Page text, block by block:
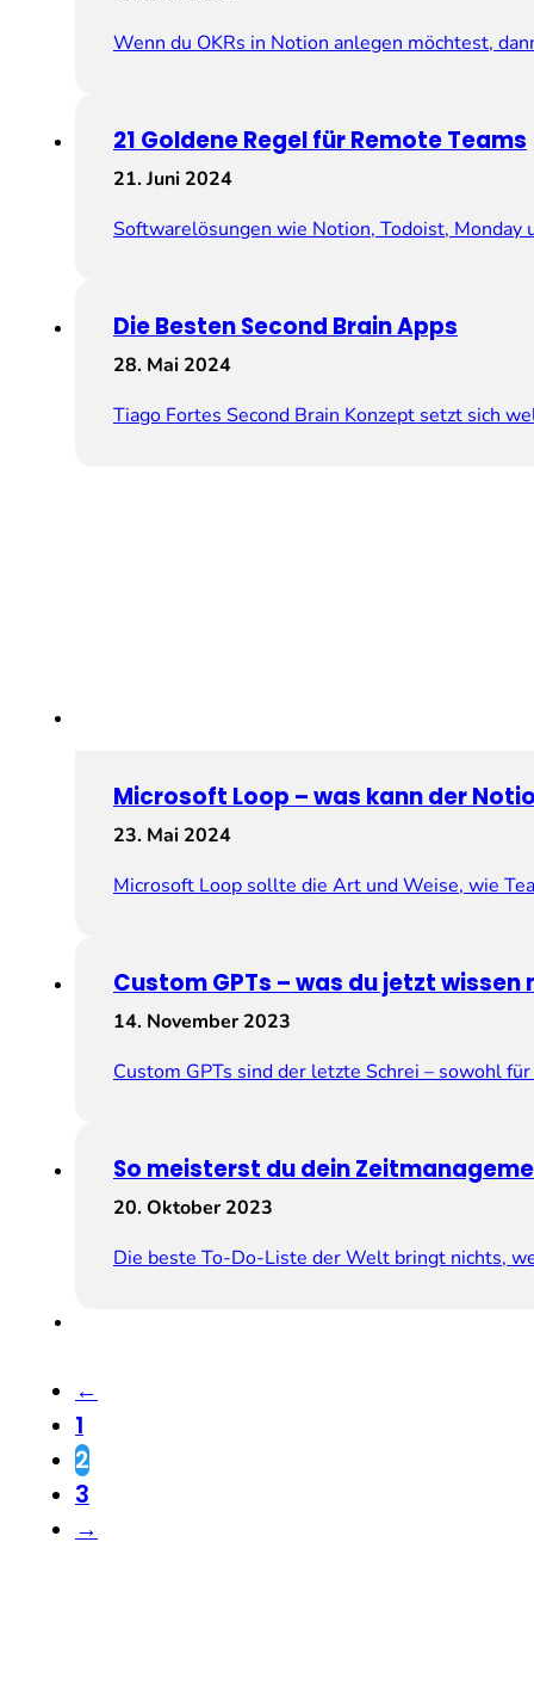
Wenn du OKRs in Notion anlegen möchtest,
21 Goldene Regel für Remote Teams
21. Juni 2024
Softwarelösungen wie Notion, Todoist, Monday
Die Besten Second Brain Apps
28. Mai 2024
Tiago Fortes Second Brain Konzept setzt sich
Microsoft Loop – was kann der
23. Mai 2024
Microsoft Loop sollte die Art und Weise, wie
Custom GPTs – was du jetzt wissen
14. November 2023
Custom GPTs sind der letzte Schrei – sowohl
So meisterst du dein
20. Oktober 2023
Die beste To-Do-Liste der Welt bringt nichts,
←
1
2
3
→